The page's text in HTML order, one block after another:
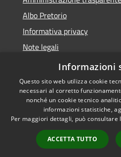
Albo Pretorio
Informativa privacy
Note legali
Dichiarazione di accessibilità
Accessibilità
Informazioni
Questo sito web utilizza cookie
necessari al corretto
nonché un cookie tecnico
informazioni statistiche,
Per maggiori dettagli, può consultare
ACCETTA TUTTO